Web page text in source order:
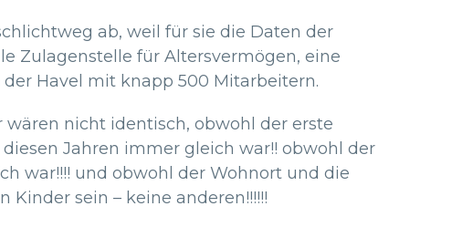
ab, weil für sie die Daten der
Zulagenstelle für Altersvermögen, eine
Havel mit knapp 500 Mitarbeitern.
nicht identisch, obwohl der erste
Jahren immer gleich war!! obwohl der
war!!!! und obwohl der Wohnort und die
sein – keine anderen!!!!!!